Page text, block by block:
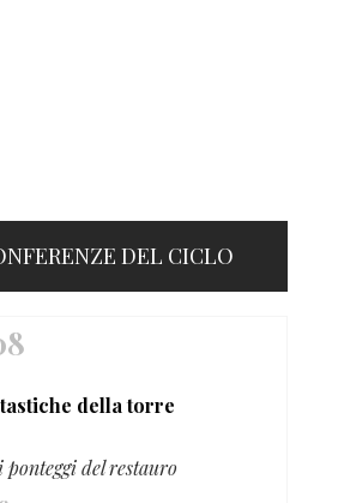
DEL CICLO
della torre
ponteggi del restauro